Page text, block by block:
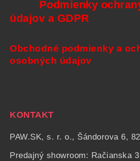
Podmienky
údajov a GDPR
Obchodné podmienky a
osobných údajov
KONTAKT
PAW.SK, s. r. o., Šándorova 6,
Predajný showroom: Račianska 3